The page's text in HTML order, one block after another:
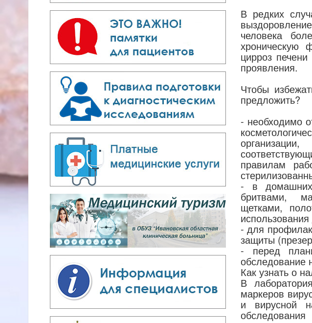
В редких
человека
хроническую
цирроз
проявления.
Чтобы
предложить?
- необходимо
правилам
- в домашних
бритвами,
щетками,
- для
защиты
- перед
обследование
Как узнать о
В
маркеров
и вирусной
обследования